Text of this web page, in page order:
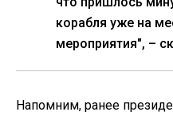
корабля уже на
мероприятия", –
Напомним, ранее